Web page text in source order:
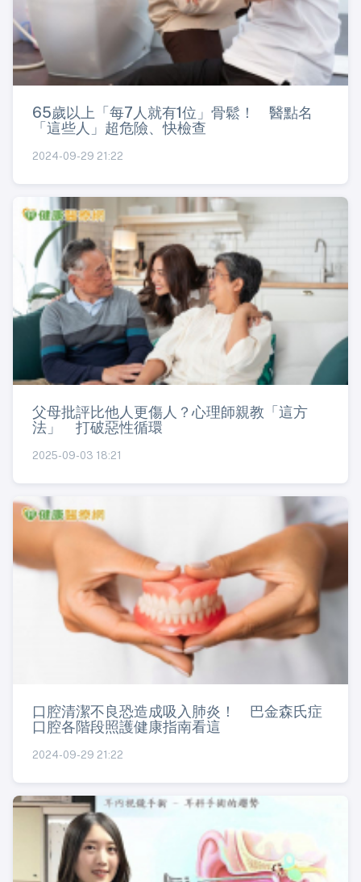
65歲以上「每7人就有1位」骨鬆！ 醫點名
「這些人」超危險、快檢查
2024-09-29 21:22
父母批評比他人更傷人？心理師親教「這方
法」 打破惡性循環
2025-09-03 18:21
口腔清潔不良恐造成吸入肺炎！ 巴金森氏症
口腔各階段照護健康指南看這
2024-09-29 21:22